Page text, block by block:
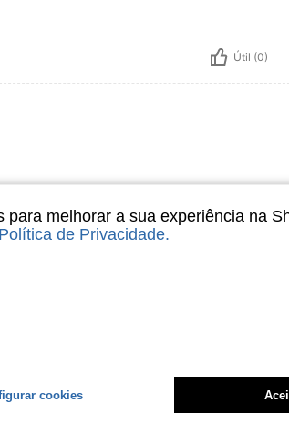
Útil (0)
para melhorar a sua experiência na
Política de Privacidade.
cookies